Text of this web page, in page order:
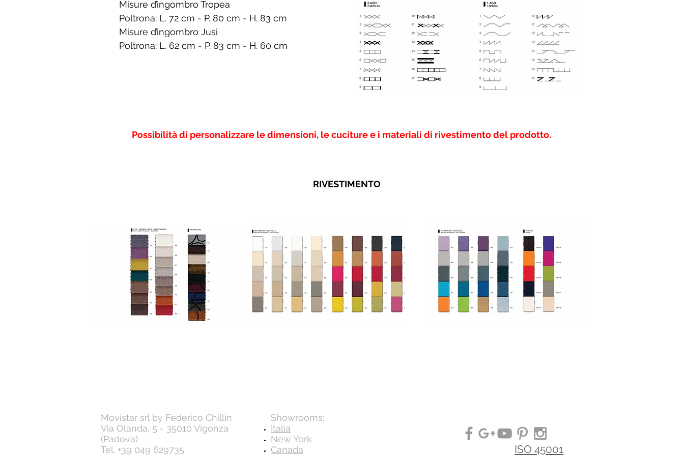
Misure d’ingombro Tropea
Poltrona: L. 72 cm - P. 80 cm - H. 83 cm
Misure d’ingombro Jusi
Poltrona: L. 62 cm - P. 83 cm - H. 60 cm
Possibilità di personalizzare le dimensioni, le cuciture e i materiali di rivestimento del prodotto.
RIVESTIMENTO
Movistar srl by Federico Chillin
Via Olanda, 5 - 35010 Vigonza
(Padova)
Tel. +39 049 629735
Showrooms:
Italia
New York
Canada
ISO 45001